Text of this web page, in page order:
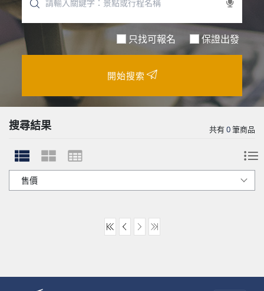
只找可報名 保證出發
開始搜索
搜尋結果 共有0筆商品